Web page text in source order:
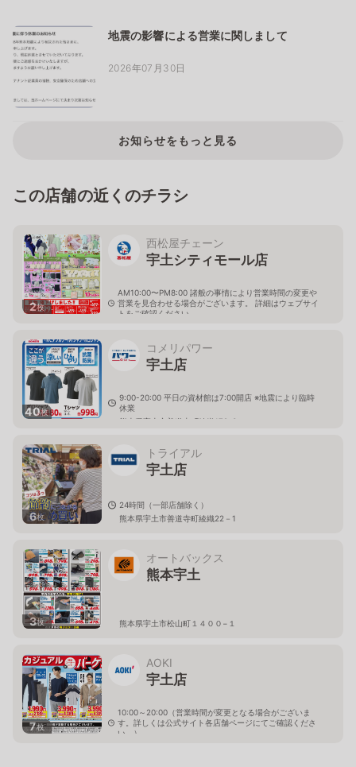
地震の影響による営業に関しまして
2026年07月30日
お知らせをもっと見る
この店舗の近くのチラシ
2枚
西松屋チェーン
宇土シティモール店
AM10:00〜PM8:00 諸般の事情により営業時間の変更や
営業を見合わせる場合がございます。 詳細はウェブサイ
トをご確認ください。
40枚
コメリパワー
宇土店
9:00-20:00 平日の資材館は7:00開店 ※地震により臨時
休業
熊本県宇土市善道寺町綾織179-3
6枚
トライアル
宇土店
24時間（一部店舗除く）
熊本県宇土市善道寺町綾織22－1
3枚
オートバックス
熊本宇土
熊本県宇土市松山町１４００−１
7枚
AOKI
宇土店
10:00～20:00（営業時間が変更となる場合がございま
す。詳しくは公式サイト各店舗ページにてご確認くださ
い。）